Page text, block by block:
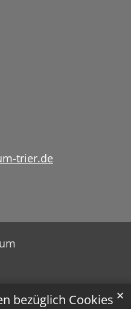
bezüglich Cookies ✕
trier.de